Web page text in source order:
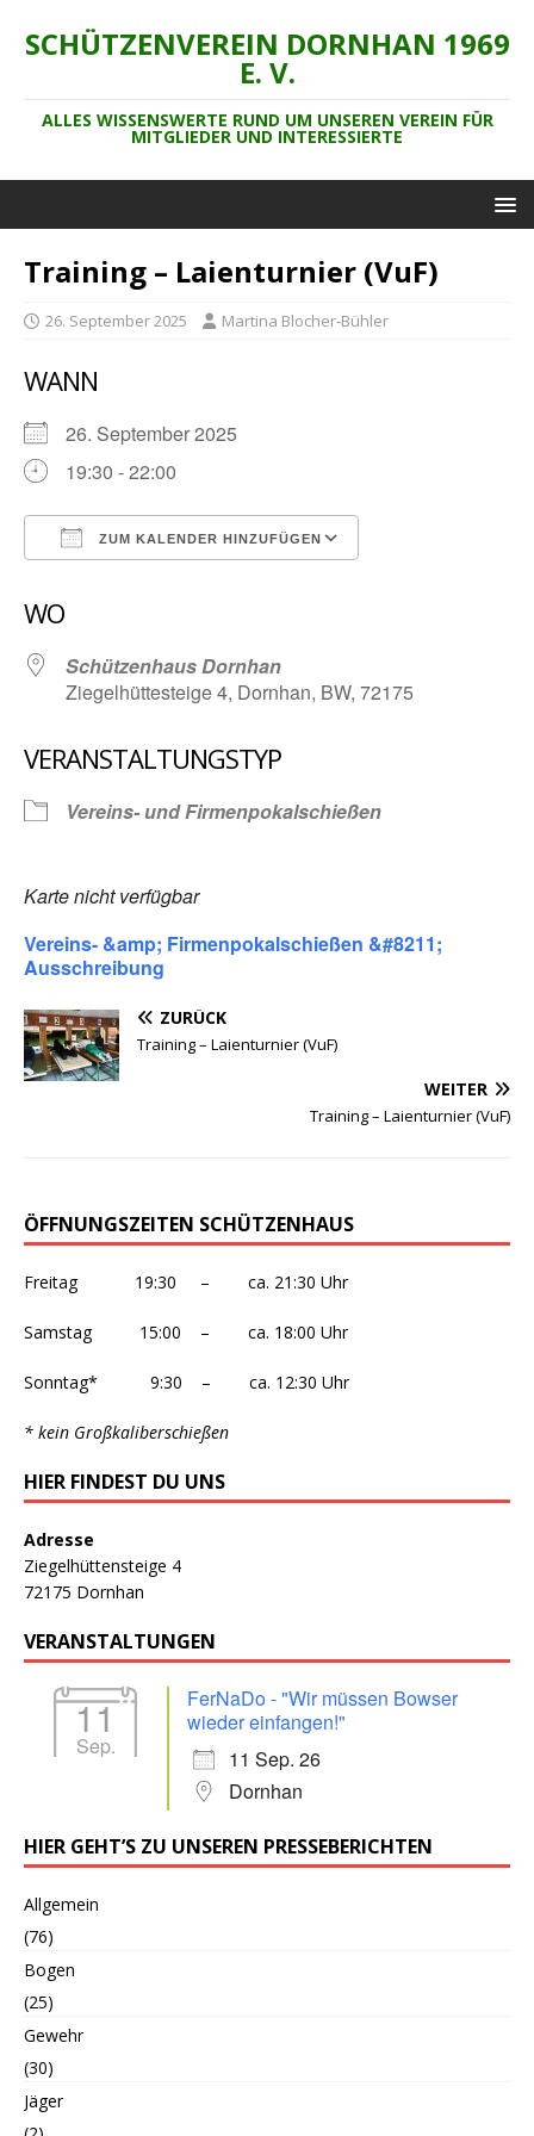
SCHÜTZENVEREIN DORNHAN 1969
E. V.
ALLES WISSENSWERTE RUND UM UNSEREN VEREIN FÜR
MITGLIEDER UND INTERESSIERTE
Training – Laienturnier (VuF)
26. September 2025 Martina Blocher-Bühler
WANN
26. September 2025
19:30 - 22:00
ZUM KALENDER HINZUFÜGEN
WO
Schützenhaus Dornhan
Ziegelhüttesteige 4, Dornhan, BW, 72175
VERANSTALTUNGSTYP
Vereins- und Firmenpokalschießen
Karte nicht verfügbar
Vereins- &amp; Firmenpokalschießen &#8211;
Ausschreibung
ZURÜCK
Training – Laienturnier (VuF)
WEITER
Training – Laienturnier (VuF)
ÖFFNUNGSZEITEN SCHÜTZENHAUS
Freitag 19:30 – ca. 21:30 Uhr
Samstag 15:00 – ca. 18:00 Uhr
Sonntag* 9:30 – ca. 12:30 Uhr
* kein Großkaliberschießen
HIER FINDEST DU UNS
Adresse
Ziegelhüttensteige 4
72175 Dornhan
VERANSTALTUNGEN
11
Sep.
FerNaDo - "Wir müssen Bowser
wieder einfangen!"
11 Sep. 26
Dornhan
HIER GEHT’S ZU UNSEREN PRESSEBERICHTEN
Allgemein
(76)
Bogen
(25)
Gewehr
(30)
Jäger